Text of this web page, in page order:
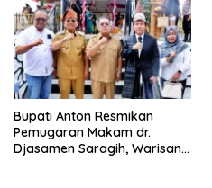
Bupati Anton Resmikan
Pemugaran Makam dr.
Djasamen Saragih, Warisan